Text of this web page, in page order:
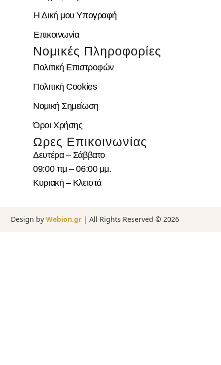
Η Δική μου Υπογραφή
Επικοινωνία
Νομικές Πληροφορίες
Πολιτική Επιστροφών
Πολιτική Cookies
Νομική Σημείωση
Όροι Χρήσης
Ωρες Επικοινωνίας
Δευτέρα – Σάββατο
09:00 πμ – 06:00 μμ.
Κυριακή – Κλειστά
Design byWebion.gr | All Rights Reserved © 2026